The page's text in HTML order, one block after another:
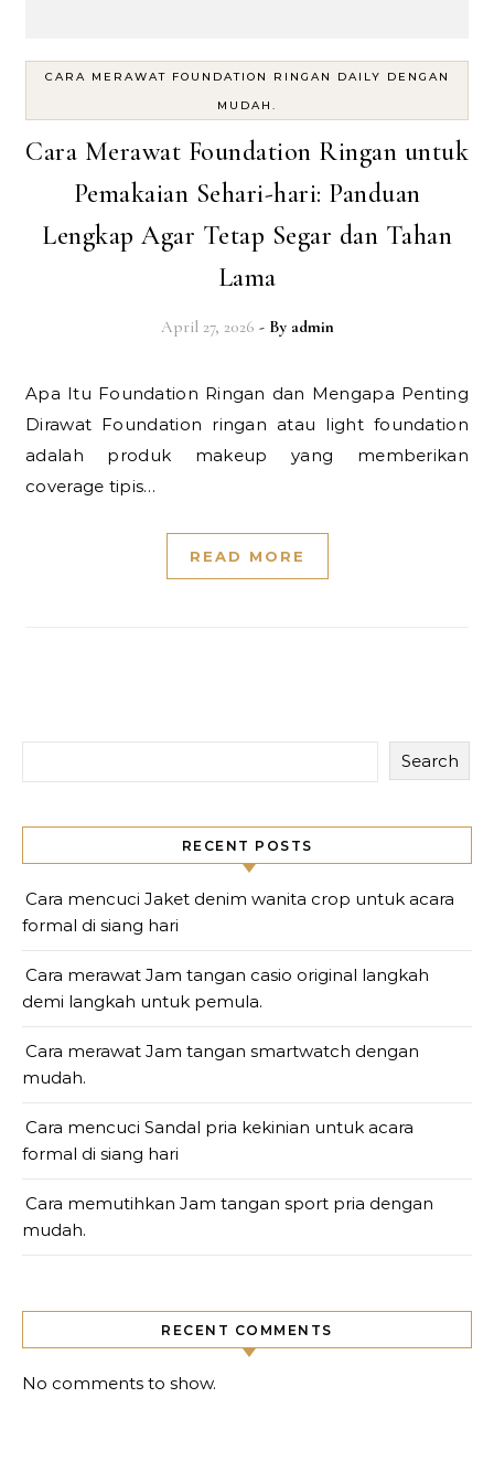
CARA MERAWAT FOUNDATION RINGAN DAILY DENGAN
MUDAH.
Cara Merawat Foundation Ringan untuk
Pemakaian Sehari-hari: Panduan
Lengkap Agar Tetap Segar dan Tahan
Lama
April 27, 2026 - By admin
Apa Itu Foundation Ringan dan Mengapa Penting
Dirawat Foundation ringan atau light foundation
adalah produk makeup yang memberikan
coverage tipis…
READ MORE
Search
RECENT POSTS
Cara mencuci Jaket denim wanita crop untuk acara
formal di siang hari
Cara merawat Jam tangan casio original langkah
demi langkah untuk pemula.
Cara merawat Jam tangan smartwatch dengan
mudah.
Cara mencuci Sandal pria kekinian untuk acara
formal di siang hari
Cara memutihkan Jam tangan sport pria dengan
mudah.
RECENT COMMENTS
No comments to show.